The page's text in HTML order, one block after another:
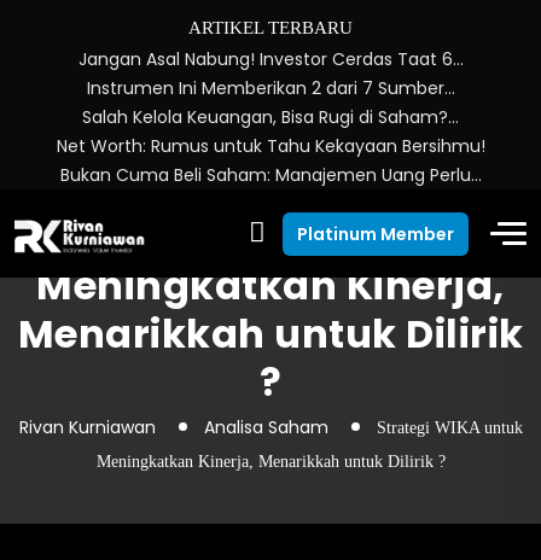
ARTIKEL TERBARU
Jangan Asal Nabung! Investor Cerdas Taat 6…
Instrumen Ini Memberikan 2 dari 7 Sumber…
Salah Kelola Keuangan, Bisa Rugi di Saham?…
Net Worth: Rumus untuk Tahu Kekayaan Bersihmu!
Bukan Cuma Beli Saham: Manajemen Uang Perlu…
Platinum Member
Strategi WIKA untuk
Meningkatkan Kinerja,
Menarikkah untuk Dilirik
?
Rivan Kurniawan Analisa Saham
Strategi WIKA untuk
Meningkatkan Kinerja, Menarikkah untuk Dilirik ?